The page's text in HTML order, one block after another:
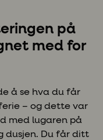
på
med for
å se hva du får
– og dette var
med lugaren på
dusjen. Du får ditt